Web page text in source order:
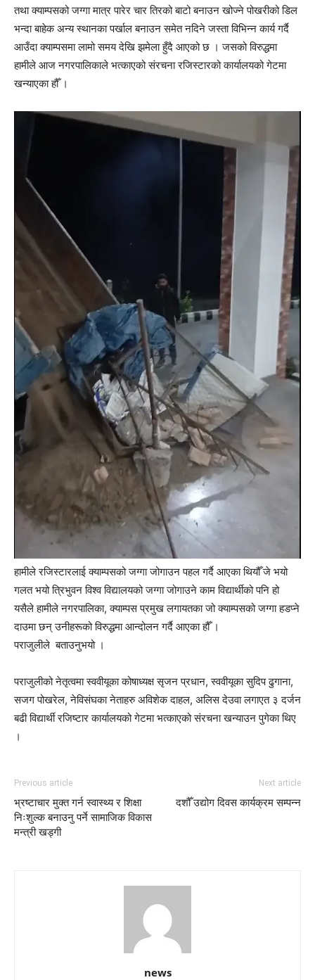
तथा क्याम्पसको जग्गा मात्र पारेर चार तिरको बाटो बनाउन खोज्ने पोखरीको डिल
भन्दा बाहेक अन्य स्थानका पर्खाल बनाउन समेत नदिने जस्ता विभिन्न कार्य गर्दै
आउँदा क्याम्पसमा लामो समय देखि झमेला हुँदै आएको छ । जसको विरुद्धमा
हामीले आज नगरपालिकाले भत्काएको संरचना रजिस्टारको कार्यालयको गेटमा
खन्याएका हौँ ।
हामीले रजिस्टारलाई क्याम्पसको जग्गा जोगाउन पहल गर्दै आएका थियौँ जे भयो
गलत भयो त्रिभुवन विश्व विद्यालयको जग्गा जोगाउने काम विद्यार्थीको पनि हो
यसैले हामीले नगरपालिका, क्याम्पस प्रमुख लगायतका जो क्याम्पसको जग्गा हडप्ने
दाउमा छन् उनीहरूको विरुद्धमा आन्दोलन गर्दै आएका हौँ ।
पराजुलीले बताउनुभयो ।
पराजुलीको नेतृत्वमा स्ववीयूका कोषाध्यक्ष सृजन प्रधान, स्ववीयूका सुदिप ढुगाना,
सजग पोखरेल, नेविसंघका नेताहरु अविशेक दाहल, अलिस देउवा लगाएत ३ दर्जन
बढी विद्यार्थी रजिष्टार कार्यालयको गेटमा भत्काएको संरचना खन्याउन पुगेका थिए
।
Previous article
भ्रष्टाचार मुक्त गर्न स्वास्थ्य र शिक्षा
निःशुल्क बनाउनु पर्ने सामाजिक विकास
मन्त्री खड्गी
Next article
दशौँ उद्योग दिवस कार्यक्रम सम्पन्न
news